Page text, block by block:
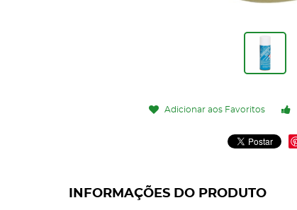
Adicionar aos Favoritos
INFORMAÇÕES DO PRODUTO